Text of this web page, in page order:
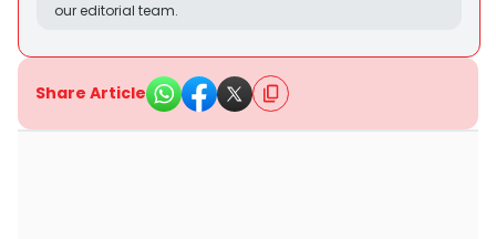
our editorial team.
Share Article